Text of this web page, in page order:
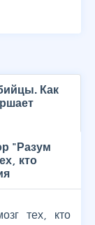
Как
"Разум
кто
тех, кто